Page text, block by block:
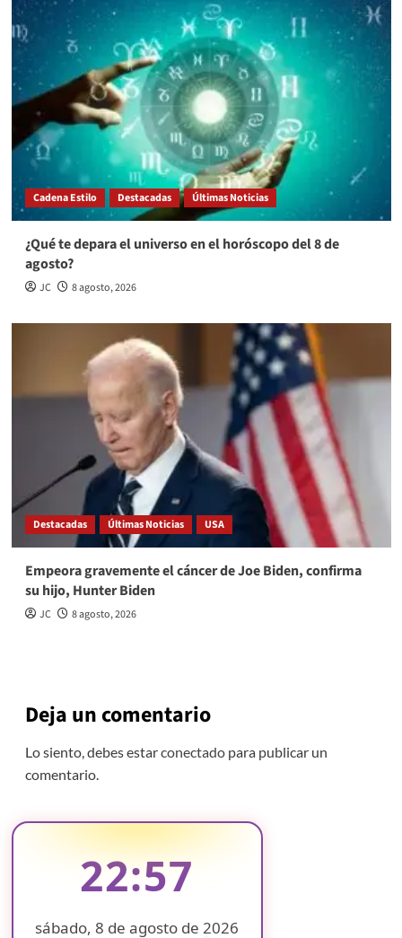
Cadena Estilo Destacadas Últimas Noticias
¿Qué te depara el universo en el horóscopo del 8 de
agosto?
JC 8 agosto, 2026
Destacadas Últimas Noticias USA
Empeora gravemente el cáncer de Joe Biden, confirma
su hijo, Hunter Biden
JC 8 agosto, 2026
Deja un comentario
Lo siento, debes estarconectadopara publicar un
comentario.
22:57
sábado, 8 de agosto de 2026